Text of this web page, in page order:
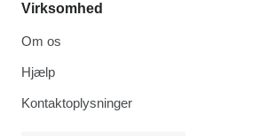
Virksomhed
Om os
Hjælp
Kontaktoplysninger